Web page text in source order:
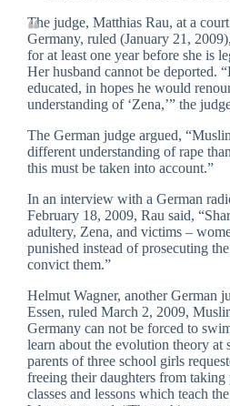
The judge, Matthias Rau, at a
Germany, ruled (January 21,
for at least one year before she is
Her husband cannot be deported.
educated, in hopes he would
understanding of ‘Zena,’” the
The German judge argued,
different understanding of rape
this must be taken into account.”
In an interview with a German
February 18, 2009, Rau said,
adultery, Zena, and victims –
punished instead of prosecuting
convict them.”
Helmut Wagner, another German
Essen, ruled March 2, 2009,
Germany can not be forced to
learn about the evolution theory at
parents of three school girls
freeing their daughters from
classes and lessons which teach